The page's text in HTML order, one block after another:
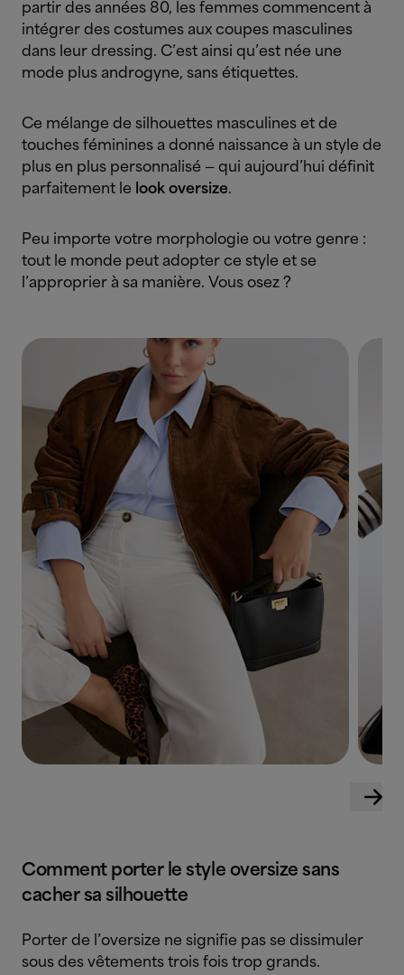
partir des années 80, les femmes commencent à
intégrer des costumes aux coupes masculines
dans leur dressing. C’est ainsi qu’est née une
mode plus androgyne, sans étiquettes.
Ce mélange de silhouettes masculines et de
touches féminines a donné naissance à un style de
plus en plus personnalisé — qui aujourd’hui définit
parfaitement le look oversize.
Peu importe votre morphologie ou votre genre :
tout le monde peut adopter ce style et se
l’approprier à sa manière. Vous osez ?
Comment porter le style oversize sans
cacher sa silhouette
Porter de l’oversize ne signifie pas se dissimuler
sous des vêtements trois fois trop grands.